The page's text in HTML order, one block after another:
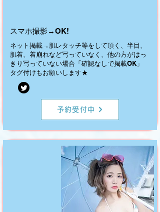
スマホ撮影→OK!
ネット掲載→肌レタッチ等をして頂く、半目、
肌着、着崩れなど写っていなく、他の方がはっ
きり写っていない場合「確認なしで掲載OK」
タグ付けもお願いします★
予約受付中